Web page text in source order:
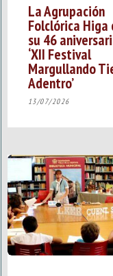
La Agrupación
Folclórica Higa
su 46
‘XII Festival
Margullando
Adentro’
13/07/2026